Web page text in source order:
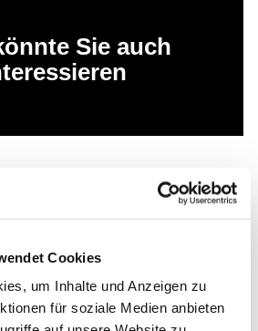
Cookies
um Inhalte und Anzeigen zu
für soziale Medien anbieten
Sie auch